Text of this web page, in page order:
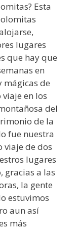
Esta
lugares
que hay que
en
mágicas de
en los
del
de la
fue nuestra
de dos
lugares
gracias a las
la gente
estuvimos
aun así
más